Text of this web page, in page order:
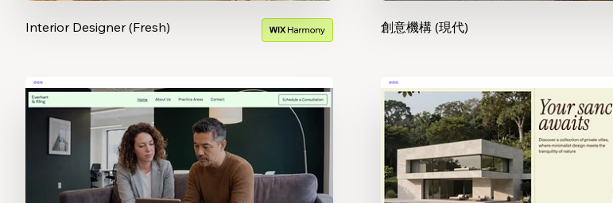
Interior Designer (Fresh) 創意機構 (現代)